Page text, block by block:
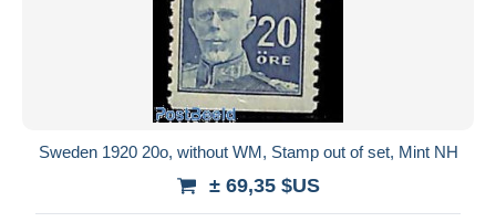
Sweden 1920 20o, without WM, Stamp out of set, Mint NH
± 69,35 $US